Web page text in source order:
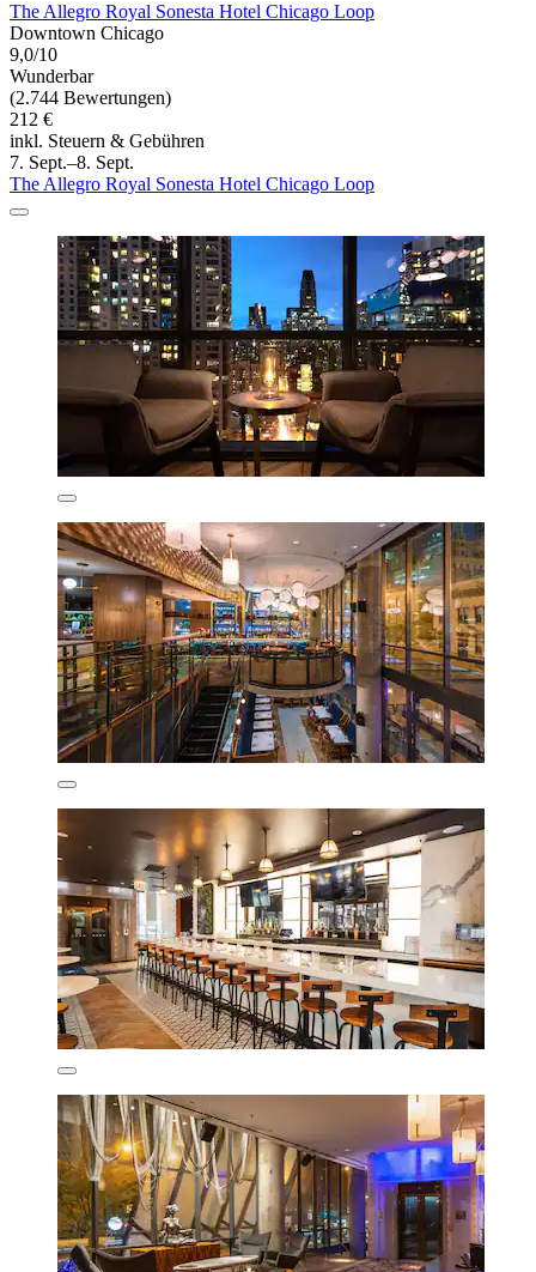
The Allegro Royal Sonesta Hotel Chicago Loop
Downtown Chicago
9,0/10
Wunderbar
(2.744 Bewertungen)
212 €
inkl. Steuern & Gebühren
7. Sept.–8. Sept.
The Allegro Royal Sonesta Hotel Chicago Loop